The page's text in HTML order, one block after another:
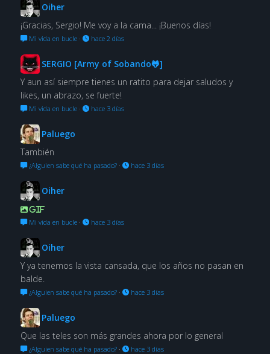
Oiher
¡Gracias, Sergio! Me voy a la cama... ¡Buenos días!
Mi vida en bucle· hace 2 días
SERGIO [Army of Sobando🐸]
Y aun así siempre tienes un ratito para dejar saludos y
likes, un abrazo, se fuerte!
Mi vida en bucle· hace 3 días
Paluego
También
¿Alguien sabe qué ha pasado?· hace 3 días
Oiher
GIF
Mi vida en bucle· hace 3 días
Oiher
Y ya tenemos la vista cansada, que los años no pasan en
balde.
¿Alguien sabe qué ha pasado?· hace 3 días
Paluego
Que las teles son más grandes ahora por lo general
¿Alguien sabe qué ha pasado?· hace 3 días